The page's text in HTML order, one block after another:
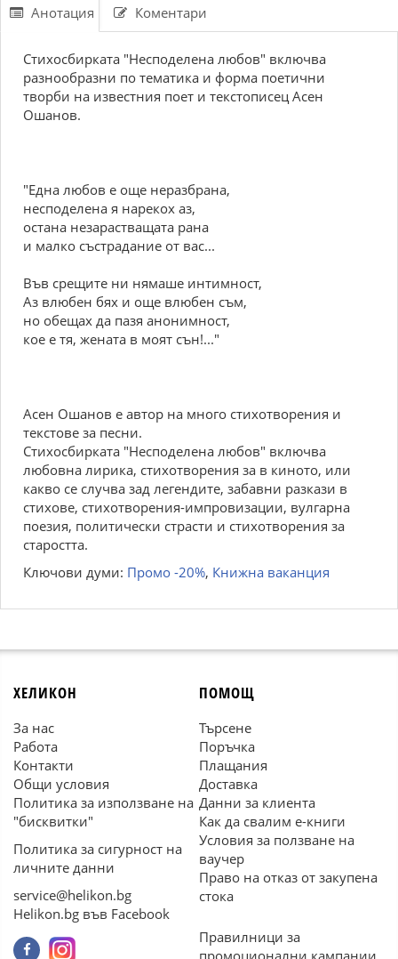
Анотация Коментари
Стихосбирката "Несподелена любов" включва
разнообразни по тематика и форма поетични
творби на известния поет и текстописец Асен
Ошанов.
"Една любов е още неразбрана,
несподелена я нарекох аз,
остана незарастващата рана
и малко състрадание от вас...
Във срещите ни нямаше интимност,
Аз влюбен бях и още влюбен съм,
но обещах да пазя анонимност,
кое е тя, жената в моят сън!..."
Асен Ошанов е автор на много стихотворения и
текстове за песни.
Стихосбирката "Несподелена любов" включва
любовна лирика, стихотворения за в киното, или
какво се случва зад легендите, забавни разкази в
стихове, стихотворения-импровизации, вулгарна
поезия, политически страсти и стихотворения за
старостта.
Ключови думи: Промо -20%, Книжна ваканция
ХЕЛИКОН
За нас
Работа
Контакти
Общи условия
Политика за използване на
"бисквитки"
Политика за сигурност на
личните данни
service@helikon.bg
Helikon.bg във Facebook
ПОМОЩ
Търсене
Поръчка
Плащания
Доставка
Данни за клиента
Как да свалим е-книги
Условия за ползване на
ваучер
Право на отказ от закупена
стока
Правилници за
промоционални кампании